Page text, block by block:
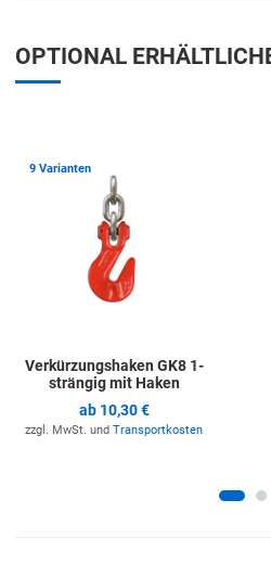
OPTIONAL
9 Varianten Zur
Verkürzungshaken GK8 1-
strängig mit Haken
ab 10,30 €
zzgl. MwSt. und Transportkosten